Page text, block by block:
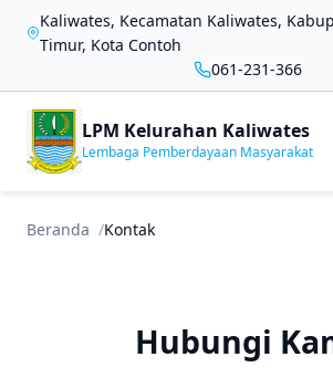
Kaliwates, Kecamatan Kaliwates,
Timur, Kota Contoh
061-231-366
LPM Kelurahan Kaliwates
Lembaga Pemberdayaan Masyarakat
Beranda Kontak
Hubungi